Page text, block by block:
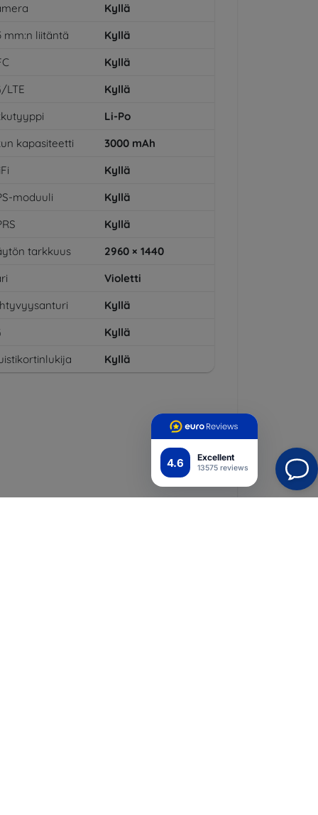
4.6 Excellent
13575 reviews
Kyllä
mm:n liitäntä
Kyllä
Kyllä
LTE
Kyllä
Li-Po
kapasiteetti
3000 mAh
Kyllä
moduuli
Kyllä
Kyllä
tarkkuus
2960 × 1440
Violetti
Kyllä
Kyllä
Kyllä